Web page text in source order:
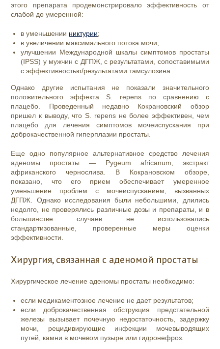
этого препарата продемонстрировало эффективность от
слабой до умеренной:
в уменьшении никтурии;
в увеличении максимального потока мочи;
улучшении Международной шкалы симптомов простаты
(IPSS) у мужчин с ДГПЖ, с результатами, сопоставимыми
с эффективностью/результатами тамсулозина.
Однако другие испытания не показали значительного
положительного эффекта S. repens по сравнению с
плацебо. Проведенный недавно Кокрановский обзор
пришел к выводу, что S. repens не более эффективен, чем
плацебо для лечения симптомов мочеиспускания при
доброкачественной гиперплазии простаты.
Еще одно популярное альтернативное средство лечения
аденомы простаты — Pygeum africanum, экстракт
африканского чернослива. В Кокрановском обзоре,
показано, что его прием обеспечивает умеренное
уменьшение проблем с мочеиспусканием, вызванных
ДГПЖ. Однако исследования были небольшими, длились
недолго, не проверялись различные дозы и препараты, и в
большинстве случаев не использовались
стандартизованные, проверенные меры оценки
эффективности.
Хирургия, связанная с аденомой простаты
Хирургическое лечение аденомы простаты необходимо:
если медикаментозное лечение не дает результатов;
если доброкачественная обструкция предстательной
железы вызывает почечную недостаточность, задержку
мочи, рецидивирующие инфекции мочевыводящих
путей, камни в мочевом пузыре или гидронефроз.